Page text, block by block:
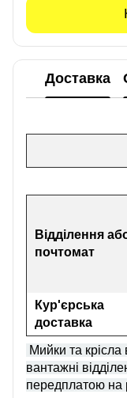
Доставка
Відділення
почтомат
Кур'єрська
доставка
Мийки та крісла
вантажні
передплатою на